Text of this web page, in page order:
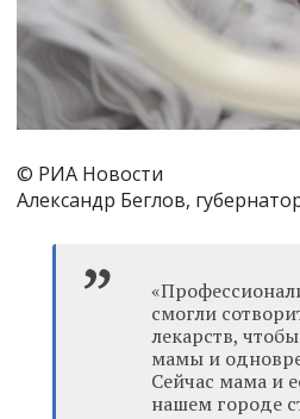
© РИА Новости
Александр Беглов,
смогли
лекарств,
мамы и
Сейчас мама и
нашем городе